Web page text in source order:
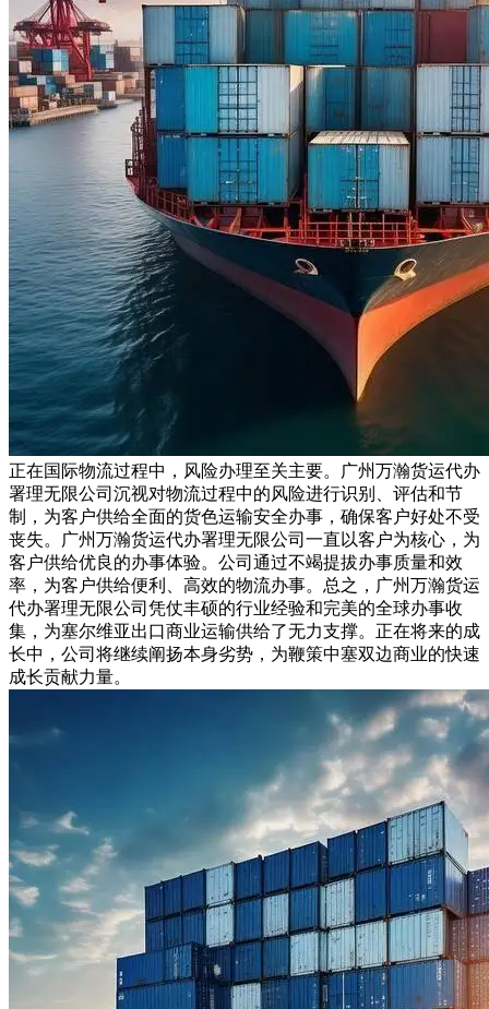
正在国际物流过程中，风险办理至关主要。广州万瀚货运代办
署理无限公司沉视对物流过程中的风险进行识别、评估和节
制，为客户供给全面的货色运输安全办事，确保客户好处不受
丧失。广州万瀚货运代办署理无限公司一直以客户为核心，为
客户供给优良的办事体验。公司通过不竭提拔办事质量和效
率，为客户供给便利、高效的物流办事。总之，广州万瀚货运
代办署理无限公司凭仗丰硕的行业经验和完美的全球办事收
集，为塞尔维亚出口商业运输供给了无力支撑。正在将来的成
长中，公司将继续阐扬本身劣势，为鞭策中塞双边商业的快速
成长贡献力量。